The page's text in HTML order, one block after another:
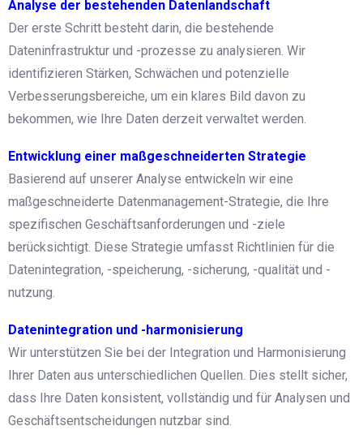
Analyse der bestehenden Datenlandschaft
Der erste Schritt besteht darin, die bestehende
Dateninfrastruktur und -prozesse zu analysieren. Wir
identifizieren Stärken, Schwächen und potenzielle
Verbesserungsbereiche, um ein klares Bild davon zu
bekommen, wie Ihre Daten derzeit verwaltet werden.
Entwicklung einer maßgeschneiderten Strategie
Basierend auf unserer Analyse entwickeln wir eine
maßgeschneiderte Datenmanagement-Strategie, die Ihre
spezifischen Geschäftsanforderungen und -ziele
berücksichtigt. Diese Strategie umfasst Richtlinien für die
Datenintegration, -speicherung, -sicherung, -qualität und -
nutzung.
Datenintegration und -harmonisierung
Wir unterstützen Sie bei der Integration und Harmonisierung
Ihrer Daten aus unterschiedlichen Quellen. Dies stellt sicher,
dass Ihre Daten konsistent, vollständig und für Analysen und
Geschäftsentscheidungen nutzbar sind.